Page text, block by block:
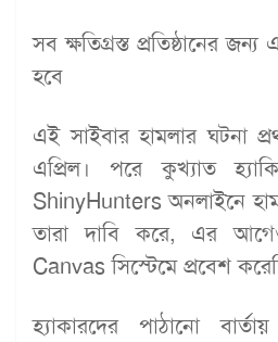
সব ক্ষতিগ্রস্ত প্রতিষ্ঠানের
হবে
এই সাইবার হামলার ঘটনা
এপ্রিল। পরে কুখ্যাত
ShinyHunters অনলাইনে
তারা দাবি করে, এর
Canvas সিস্টেমে প্রবেশ
হ্যাকারদের পাঠানো